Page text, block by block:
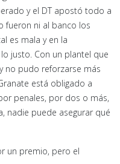
y el DT apostó todo a
fueron ni al banco los
es mala y en la
justo. Con un plantel que
no pudo reforzarse más
está obligado a
penales, por dos o más,
nadie puede asegurar qué
un premio, pero el